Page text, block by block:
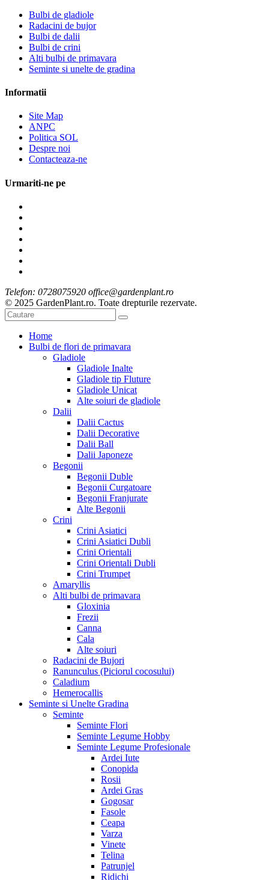
Bulbi de gladiole
Radacini de bujor
Bulbi de dalii
Bulbi de crini
Alti bulbi de primavara
Seminte si unelte de gradina
Informatii
Site Map
ANPC
Politica SOL
Despre noi
Contacteaza-ne
Urmariti-ne pe
Telefon: 0728075920 office@gardenplant.ro
© 2025 GardenPlant.ro. Toate drepturile rezervate.
Home
Bulbi de flori de primavara
Gladiole
Gladiole Inalte
Gladiole tip Fluture
Gladiole Unicat
Alte soiuri de gladiole
Dalii
Dalii Cactus
Dalii Decorative
Dalii Ball
Dalii Japoneze
Begonii
Begonii Duble
Begonii Curgatoare
Begonii Franjurate
Alte Begonii
Crini
Crini Asiatici
Crini Asiatici Dubli
Crini Orientali
Crini Orientali Dubli
Crini Trumpet
Amaryllis
Alti bulbi de primavara
Gloxinia
Frezii
Canna
Cala
Alte soiuri
Radacini de Bujori
Ranunculus (Piciorul cocosului)
Caladium
Hemerocallis
Seminte si Unelte Gradina
Seminte
Seminte Flori
Seminte Legume Hobby
Seminte Legume Profesionale
Ardei Iute
Conopida
Rosii
Ardei Gras
Gogosar
Fasole
Ceapa
Varza
Vinete
Telina
Patrunjel
Ridichi